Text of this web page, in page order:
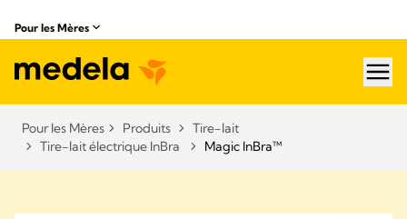
Pour les Mères
Pour les Mères Produits
Tire-lait
Tire-lait électrique InBra
Magic InBra™